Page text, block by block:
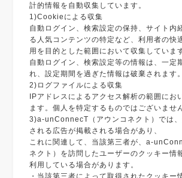
計的情報を自動収集しています。
1)Cookieによる収集
自動ログイン、検索設定の保持、サイト内
る人気コンテンツの特定など、利用者の快
用を目的とした範囲において収集していま
自動ログイン、検索設定等の情報は、一定
れ、設定期間を過ぎた情報は破棄されます。
2)ログファイルによる収集
IPアドレスによるアクセス解析の範囲にお
ます。個人を特定するものではございませ
3)a-unConnecT（アウンコネクト）では
される広告が掲載される場合があり、
これに関連して、当該第三者が、a-
ネクト）を訪問したユーザーのクッキー情
利用している場合があります。
・当該第三者によって取得されたクッキー